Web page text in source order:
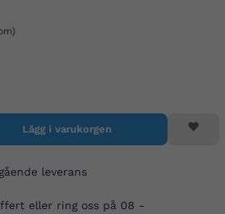
Lägg i varukorgen
leverans
eller ring oss på 08 -